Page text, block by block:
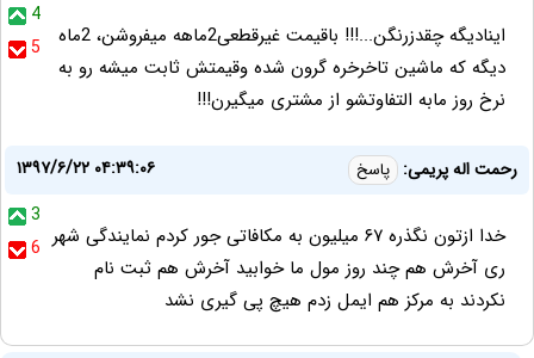
4
5
اینادیگه چقدزرنگن...!!! باقیمت غیرقطعی2ماهه میفروشن، 2ماه
دیگه که ماشین تاخرخره گرون شده وقیمتش ثابت میشه رو به
نرخ روز مابه التفاوتشو از مشتری میگیرن!!!
رحمت اله پریمی: پاسخ
۱۳۹۷/۶/۲۲ ۰۴:۳۹:۰۶
3
6 خدا ازتون نگذره ۶۷ میلیون به مکافاتی جور کردم نمایندگی شهر
ری آخرش هم چند روز مول ما خوابید آخرش هم ثبت نام
نکردند به مرکز هم ایمل زدم هیچ پی گیری نشد